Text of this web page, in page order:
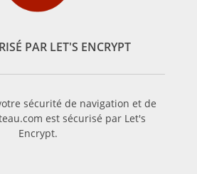
PAR LET'S ENCRYPT
sécurité de navigation et de
est sécurisé par Let's
Encrypt.